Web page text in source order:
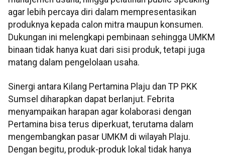
agar lebih percaya diri dalam mempresentasikan
produknya kepada calon mitra maupun konsumen.
Dukungan ini melengkapi pembinaan sehingga UMKM
binaan tidak hanya kuat dari sisi produk, tetapi juga
matang dalam pengelolaan usaha.
Sinergi antara Kilang Pertamina Plaju dan TP PKK
Sumsel diharapkan dapat berlanjut. Febrita
menyampaikan harapan agar kolaborasi dengan
Pertamina bisa terus diperkuat, terutama dalam
mengembangkan pasar UMKM di wilayah Plaju.
Dengan begitu, produk-produk lokal tidak hanya